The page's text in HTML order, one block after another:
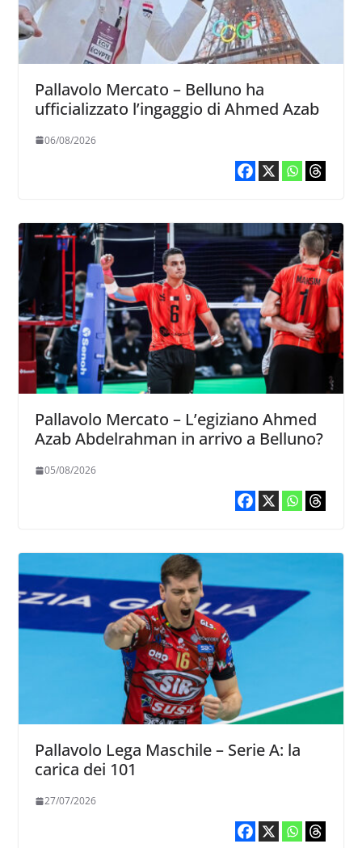
Pallavolo Mercato – Belluno ha
ufficializzato l’ingaggio di Ahmed Azab
06/08/2026
Pallavolo Mercato – L’egiziano Ahmed
Azab Abdelrahman in arrivo a Belluno?
05/08/2026
Pallavolo Lega Maschile – Serie A: la
carica dei 101
27/07/2026